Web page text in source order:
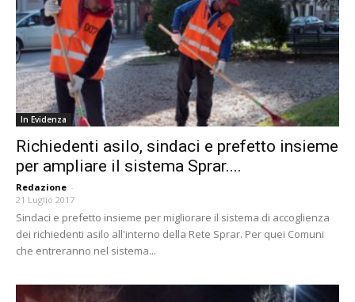
In Evidenza
Richiedenti asilo, sindaci e prefetto insieme
per ampliare il sistema Sprar....
Redazione -
21 Luglio 2017
Sindaci e prefetto insieme per migliorare il sistema di accoglienza
dei richiedenti asilo all'interno della Rete Sprar. Per quei Comuni
che entreranno nel sistema...